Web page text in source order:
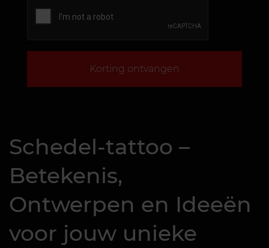
Korting ontvangen
Schedel-tattoo –
Betekenis,
Ontwerpen en Ideeën
voor jouw unieke